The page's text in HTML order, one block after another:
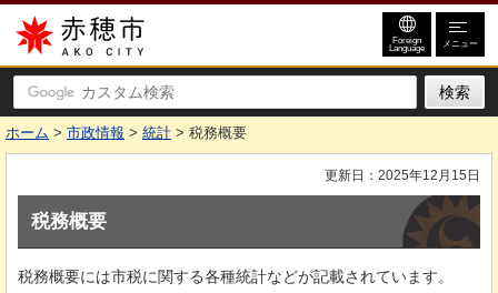
赤穂市
Foreign
Language メニュー
ホーム > 市政情報 > 統計 > 税務概要
更新日：2025年12月15日
税務概要
税務概要には市税に関する各種統計などが記載されています。